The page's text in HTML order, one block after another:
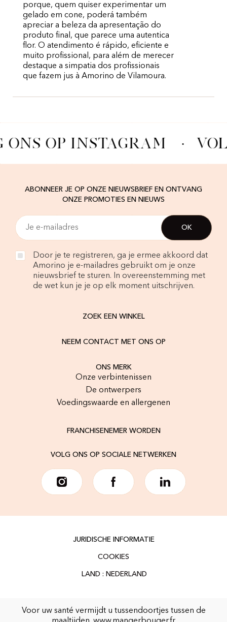
porque, quem quiser experimentar um
gelado em cone, poderá também
apreciar a beleza da apresentação do
produto final, que parece uma autentica
flor. O atendimento é rápido, eficiente e
muito profissional, para além de merecer
destaque a simpatia dos profissionais
que fazem jus à Amorino de Vilamoura.
ONS OP INSTAGRAM ·
ABONNEER JE OP ONZE NIEUWSBRIEF EN ONTVANG
ONZE PROMOTIES EN NIEUWS
Door je te registreren, ga je ermee akkoord dat
Amorino je e-mailadres gebruikt om je onze
nieuwsbrief te sturen. In overeenstemming met
de wet kun je je op elk moment uitschrijven.
ZOEK EEN WINKEL
NEEM CONTACT MET ONS OP
ONS MERK
Onze verbintenissen
De ontwerpers
Voedingswaarde en allergenen
FRANCHISENEMER WORDEN
VOLG ONS OP SOCIALE NETWERKEN
JURIDISCHE INFORMATIE
COOKIES
Voor uw santé vermijdt u tussendoortjes tussen de